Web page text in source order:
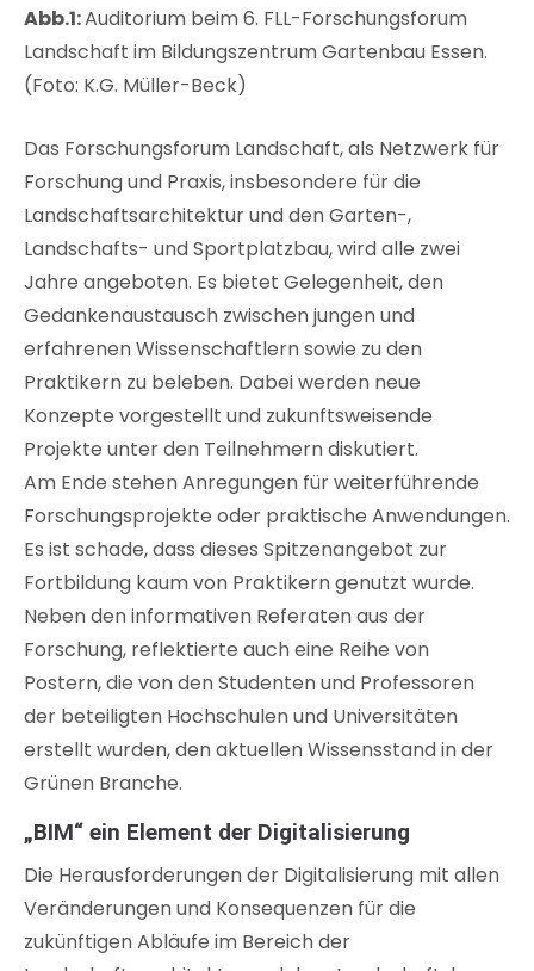
Abb.1:Auditorium beim 6. FLL-Forschungsforum
Landschaft im Bildungszentrum Gartenbau Essen.
(Foto: K.G. Müller-Beck)
Das Forschungsforum Landschaft, als Netzwerk für
Forschung und Praxis, insbesondere für die
Landschaftsarchitektur und den Garten-,
Landschafts- und Sportplatzbau, wird alle zwei
Jahre angeboten. Es bietet Gelegenheit, den
Gedankenaustausch zwischen jungen und
erfahrenen Wissenschaftlern sowie zu den
Praktikern zu beleben. Dabei werden neue
Konzepte vorgestellt und zukunftsweisende
Projekte unter den Teilnehmern diskutiert.
Am Ende stehen Anregungen für weiterführende
Forschungsprojekte oder praktische Anwendungen.
Es ist schade, dass dieses Spitzenangebot zur
Fortbildung kaum von Praktikern genutzt wurde.
Neben den informativen Referaten aus der
Forschung, reflektierte auch eine Reihe von
Postern, die von den Studenten und Professoren
der beteiligten Hochschulen und Universitäten
erstellt wurden, den aktuellen Wissensstand in der
Grünen Branche.
„BIM“ ein Element der Digitalisierung
Die Herausforderungen der Digitalisierung mit allen
Veränderungen und Konsequenzen für die
zukünftigen Abläufe im Bereich der